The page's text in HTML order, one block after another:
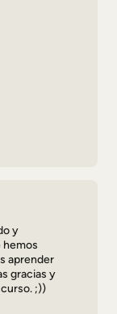
y
hemos
aprender
gracias y
;))